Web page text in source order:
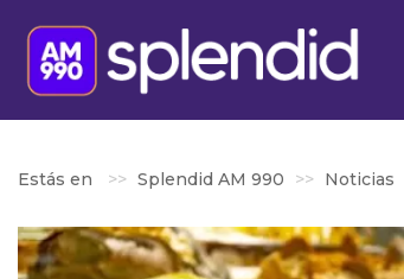
Estás en Splendid AM 990 Noticias